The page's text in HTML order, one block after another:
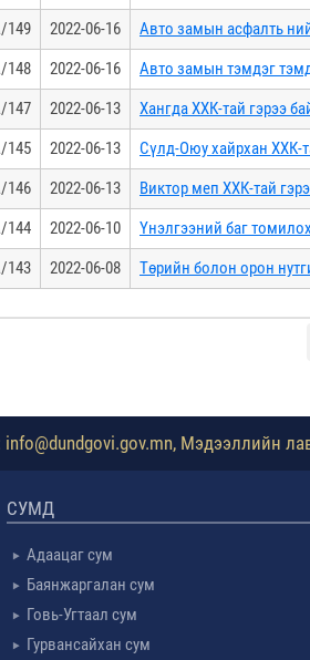
149
2022-06-16
Авто замын асфалть
148
2022-06-16
Авто замын тэмдэг
147
2022-06-13
Хангда ХХК-тай гэрээ
145
2022-06-13
Сүлд-Оюу хайрхан ХХК-
146
2022-06-13
Виктор меп ХХК-тай
144
2022-06-10
Үнэлгээний баг
143
2022-06-08 Төрийн болон орон
Мэдээллийн
СУМД
Адаацаг сум
Баянжаргалан сум
Говь-Угтаал сум
Гурвансайхан сум